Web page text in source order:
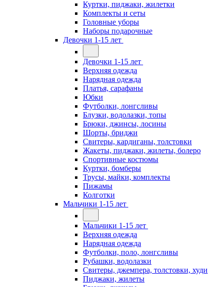
Куртки, пиджаки, жилетки
Комплекты и сеты
Головные уборы
Наборы подарочные
Девочки 1-15 лет
Девочки 1-15 лет
Верхняя одежда
Нарядная одежда
Платья, сарафаны
Юбки
Футболки, лонгсливы
Блузки, водолазки, топы
Брюки, джинсы, лосины
Шорты, бриджи
Свитеры, кардиганы, толстовки
Жакеты, пиджаки, жилеты, болеро
Спортивные костюмы
Куртки, бомберы
Трусы, майки, комплекты
Пижамы
Колготки
Мальчики 1-15 лет
Мальчики 1-15 лет
Верхняя одежда
Нарядная одежда
Футболки, поло, лонгсливы
Рубашки, водолазки
Свитеры, джемпера, толстовки, худи
Пиджаки, жилеты